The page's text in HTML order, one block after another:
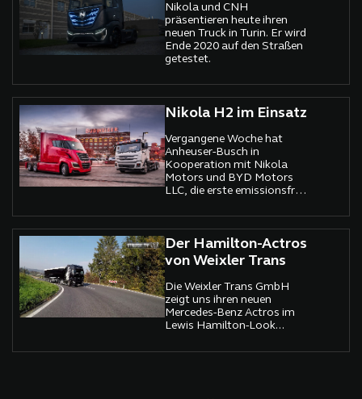
Nikola und CNH
präsentieren heute ihren
neuen Truck in Turin. Er wird
Ende 2020 auf den Straßen
getestet.
Nikola H2 im Einsatz
Vergangene Woche hat
Anheuser-Busch in
Kooperation mit Nikola
Motors und BYD Motors
LLC, die erste emissionsfreie
Missouri, der Heimatstadt
der größten Brauerei der
Welt durchgeführt.
Der Hamilton-Actros
von Weixler Trans
Die Weixler Trans GmbH
zeigt uns ihren neuen
Mercedes-Benz Actros im
Lewis Hamilton-Look...